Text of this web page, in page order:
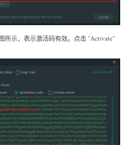
所示，表示激活码有效。点击 "Activate"